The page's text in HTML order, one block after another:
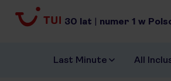
30 lat | numer 1 w
Last Minute All